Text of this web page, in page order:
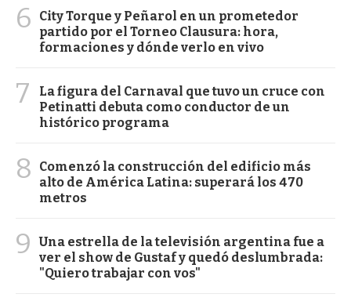
6
City Torque y Peñarol en un prometedor
partido por el Torneo Clausura: hora,
formaciones y dónde verlo en vivo
7
La figura del Carnaval que tuvo un cruce con
Petinatti debuta como conductor de un
histórico programa
8
Comenzó la construcción del edificio más
alto de América Latina: superará los 470
metros
9
Una estrella de la televisión argentina fue a
ver el show de Gustaf y quedó deslumbrada:
"Quiero trabajar con vos"